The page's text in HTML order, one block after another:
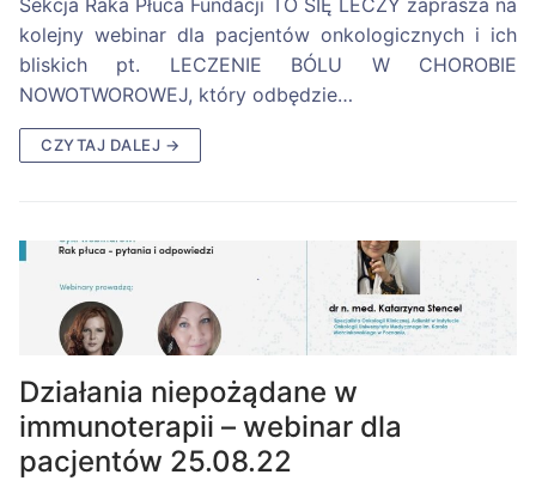
Sekcja Raka Płuca Fundacji TO SIĘ LECZY zaprasza na
kolejny webinar dla pacjentów onkologicznych i ich
bliskich pt. LECZENIE BÓLU W CHOROBIE
NOWOTWOROWEJ, który odbędzie…
CZYTAJ DALEJ →
Działania niepożądane w
immunoterapii – webinar dla
pacjentów 25.08.22